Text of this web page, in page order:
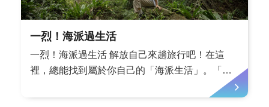
一烈！海派過生活
一烈！海派過生活 解放自己來趟旅行吧！在這
裡，總能找到屬於你自己的「海派生活」。「一
烈」是來自部落的慶賀、歡呼聲；「海派」是我
們伴海而生的日常，也是我們面對世界的處世哲